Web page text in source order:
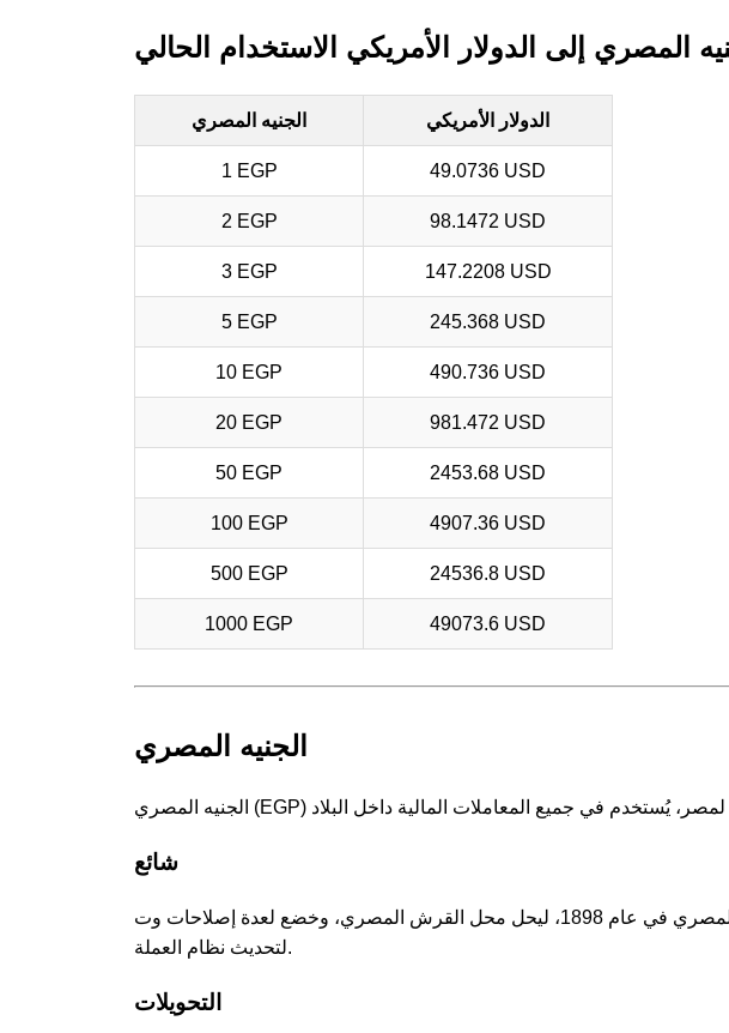
المصري إلى الدولار الأمريكي الاستخدام الحالي
الجنيه المصري الدولار الأمريكي
1 EGP 49.0736 USD
2 EGP 98.1472 USD
3 EGP 147.2208 USD
5 EGP 245.368 USD
10 EGP 490.736 USD
20 EGP 981.472 USD
50 EGP 2453.68 USD
100 EGP 4907.36 USD
500 EGP 24536.8 USD
1000 EGP 49073.6 USD
الجنيه المصري
شائع
تم تقديم الجنيه المصري في عام 1898، ليحل محل القرش المصري، وخضع لعدة إصلاحات وت decimalization على مر السنين
لتحديث نظام العملة.
التحويلات